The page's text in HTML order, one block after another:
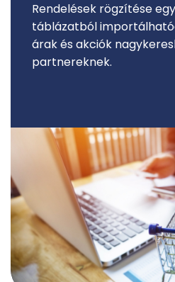
Rendelések rögzítése
táblázatból
árak és akciók
partnereknek.